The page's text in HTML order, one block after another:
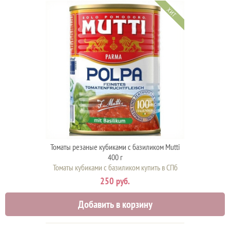
ХИТ
Томаты резаные кубиками с базиликом Mutti
400 г
Томаты кубиками с базиликом купить в СПб
250 руб.
Добавить в корзину